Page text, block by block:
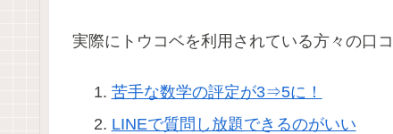
実際にトウコベを利用されている方々の口
苦手な数学の評定が3⇒5に！
LINEで質問し放題できるのがいい